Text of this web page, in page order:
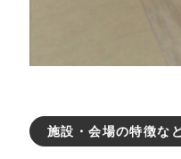
施設・会場の特徴な